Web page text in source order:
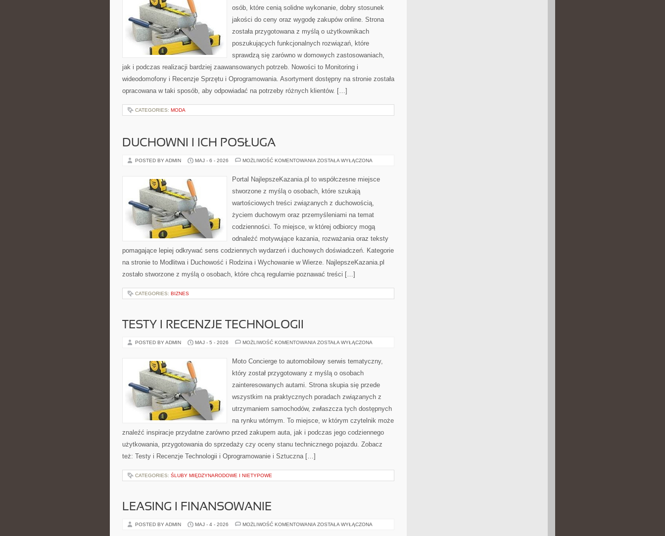
osób, które cenią solidne wykonanie, dobry stosunek
jakości do ceny oraz wygodę zakupów online. Strona
została przygotowana z myślą o użytkownikach
poszukujących funkcjonalnych rozwiązań, które
sprawdzą się zarówno w domowych zastosowaniach,
jak i podczas realizacji bardziej zaawansowanych potrzeb. Nowości to Monitoring i
wideodomofony i Recenzje Sprzętu i Oprogramowania. Asortyment dostępny na stronie została
opracowana w taki sposób, aby odpowiadać na potrzeby różnych klientów. […]
CATEGORIES: MODA
DUCHOWNI I ICH POSŁUGA
POSTED BY ADMIN MAJ - 6 - 2026 MOŻLIWOŚĆ KOMENTOWANIA DUCHOWNI
POSŁUGA
ZOSTAŁA WYŁĄCZONA
Portal NajlepszeKazania.pl to współczesne miejsce
stworzone z myślą o osobach, które szukają
wartościowych treści związanych z duchowością,
życiem duchowym oraz przemyśleniami na temat
codzienności. To miejsce, w której odbiorcy mogą
odnaleźć motywujące kazania, rozważania oraz teksty
pomagające lepiej odkrywać sens codziennych wydarzeń i duchowych doświadczeń. Kategorie
na stronie to Modlitwa i Duchowość i Rodzina i Wychowanie w Wierze. NajlepszeKazania.pl
zostało stworzone z myślą o osobach, które chcą regularnie poznawać treści […]
CATEGORIES: BIZNES
TESTY I RECENZJE TECHNOLOGII
POSTED BY ADMIN MAJ - 5 - 2026 MOŻLIWOŚĆ KOMENTOWANIA TESTY
TECHNOLOGII
ZOSTAŁA WYŁĄCZONA
Moto Concierge to automobilowy serwis tematyczny,
który został przygotowany z myślą o osobach
zainteresowanych autami. Strona skupia się przede
wszystkim na praktycznych poradach związanych z
utrzymaniem samochodów, zwłaszcza tych dostępnych
na rynku wtórnym. To miejsce, w którym czytelnik może
znaleźć inspiracje przydatne zarówno przed zakupem auta, jak i podczas jego codziennego
użytkowania, przygotowania do sprzedaży czy oceny stanu technicznego pojazdu. Zobacz
też: Testy i Recenzje Technologii i Oprogramowanie i Sztuczna […]
CATEGORIES: ŚLUBY MIĘDZYNARODOWE I NIETYPOWE
LEASING I FINANSOWANIE
POSTED BY ADMIN MAJ - 4 - 2026 MOŻLIWOŚĆ KOMENTOWANIA LEASING
ZOSTAŁA WYŁĄCZONA